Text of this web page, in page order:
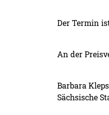
Der Termin
An der
Barbara
Sächsische